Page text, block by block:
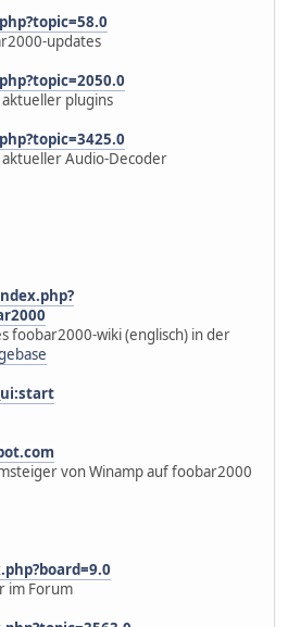
updates
plugins
Audio-Decoder
foobar2000-wiki (englisch) in der
von Winamp auf foobar2000
im Forum